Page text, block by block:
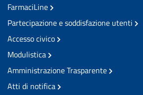
FarmaciLine
Partecipazione e soddisfazione utenti
Accesso civico
Modulistica
Amministrazione Trasparente
Atti di notifica